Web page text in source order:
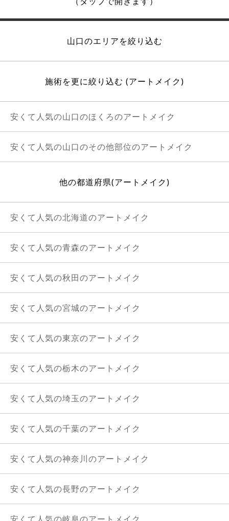
山口のエリアを絞り込む
施術を更に絞り込む (アートメイク)
安くて人気の山口のほくろのアートメイク
安くて人気の山口のその他部位のアートメイク
他の都道府県(アートメイク)
安くて人気の北海道のアートメイク
安くて人気の青森のアートメイク
安くて人気の秋田のアートメイク
安くて人気の宮城のアートメイク
安くて人気の東京のアートメイク
安くて人気の栃木のアートメイク
安くて人気の埼玉のアートメイク
安くて人気の千葉のアートメイク
安くて人気の神奈川のアートメイク
安くて人気の長野のアートメイク